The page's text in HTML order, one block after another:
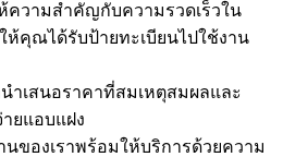
ห้ความสำคัญกับความรวดเร็วใน
ห้คุณได้รับป้ายทะเบียนไปใช้งาน
นำเสนอราคาที่สมเหตุสมผลและ
ยแอบแฝง
นของเราพร้อมให้บริการด้วยความ